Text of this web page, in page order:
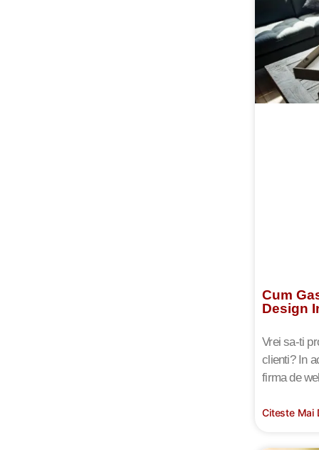
Cum
Design
Vrei sa-ti
clienti? In
firma de
Citeste Mai